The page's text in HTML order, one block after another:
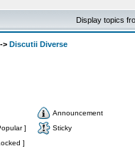
Display topics
-> Discutii Diverse
Announcement
]
Sticky
]